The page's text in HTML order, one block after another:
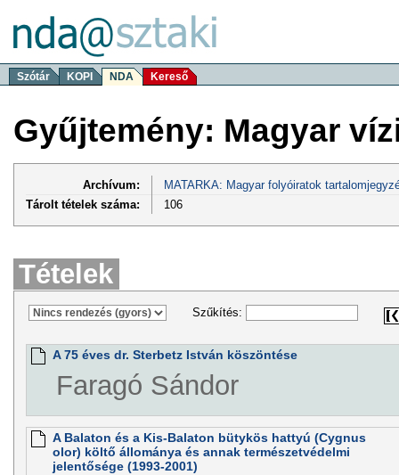
Szótár KOPI NDA Kereső
Gyűjtemény: Magyar
Archívum:
MATARKA: Magyar folyóiratok
Tárolt tételek száma:
106
Tételek
Szűkítés:
A 75 éves dr. Sterbetz István köszöntése
Faragó Sándor
A Balaton és a Kis-Balaton bütykös hattyú (Cygnus
olor) költő állománya és annak természetvédelmi
jelentősége (1993-2001)